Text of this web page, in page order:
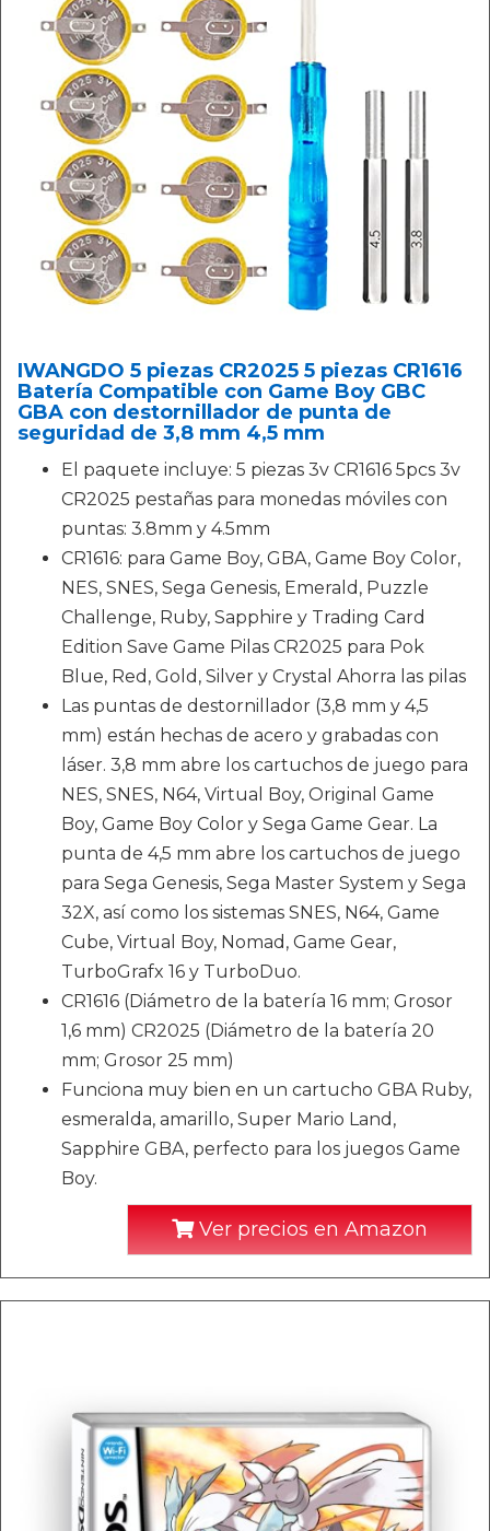
IWANGDO 5 piezas CR2025 5 piezas CR1616
Batería Compatible con Game Boy GBC
GBA con destornillador de punta de
seguridad de 3,8 mm 4,5 mm
El paquete incluye: 5 piezas 3v CR1616 5pcs 3v
CR2025 pestañas para monedas móviles con
puntas: 3.8mm y 4.5mm
CR1616: para Game Boy, GBA, Game Boy Color,
NES, SNES, Sega Genesis, Emerald, Puzzle
Challenge, Ruby, Sapphire y Trading Card
Edition Save Game Pilas CR2025 para Pok
Blue, Red, Gold, Silver y Crystal Ahorra las pilas
Las puntas de destornillador (3,8 mm y 4,5
mm) están hechas de acero y grabadas con
láser. 3,8 mm abre los cartuchos de juego para
NES, SNES, N64, Virtual Boy, Original Game
Boy, Game Boy Color y Sega Game Gear. La
punta de 4,5 mm abre los cartuchos de juego
para Sega Genesis, Sega Master System y Sega
32X, así como los sistemas SNES, N64, Game
Cube, Virtual Boy, Nomad, Game Gear,
TurboGrafx 16 y TurboDuo.
CR1616 (Diámetro de la batería 16 mm; Grosor
1,6 mm) CR2025 (Diámetro de la batería 20
mm; Grosor 25 mm)
Funciona muy bien en un cartucho GBA Ruby,
esmeralda, amarillo, Super Mario Land,
Sapphire GBA, perfecto para los juegos Game
Boy.
Ver precios en Amazon